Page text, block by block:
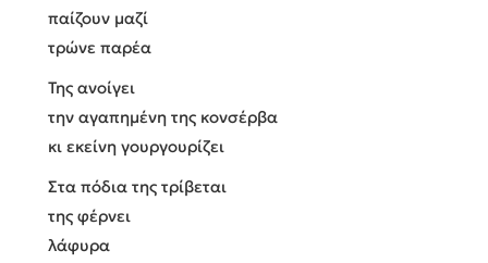
παίζουν μαζί
τρώνε παρέα
Της ανοίγει
την αγαπημένη της κονσέρβα
κι εκείνη γουργουρίζει
Στα πόδια της τρίβεται
της φέρνει
λάφυρα